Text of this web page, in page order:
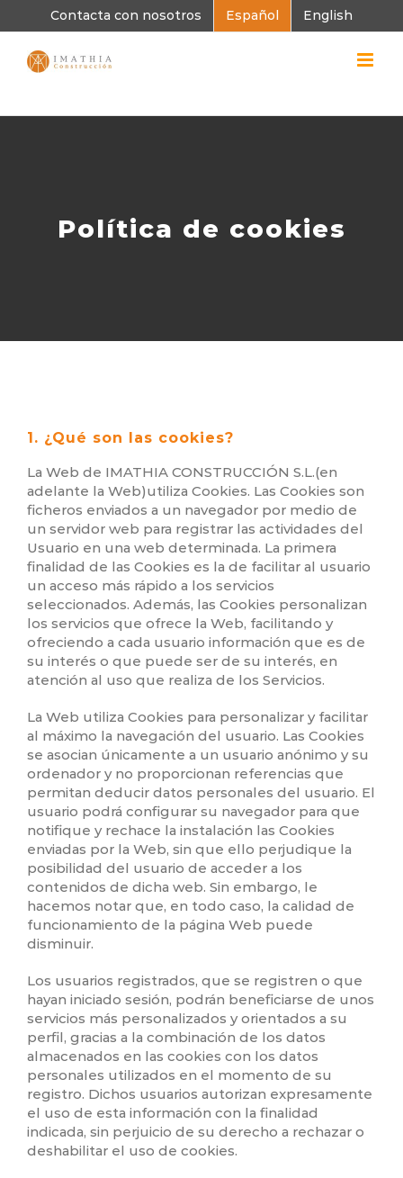
to
content
Contacta con nosotros Español English
Política de cookies
1. ¿Qué son las cookies?
La Web de IMATHIA CONSTRUCCIÓN S.L.(en
adelante la Web)utiliza Cookies. Las Cookies son
ficheros enviados a un navegador por medio de
un servidor web para registrar las actividades del
Usuario en una web determinada. La primera
finalidad de las Cookies es la de facilitar al usuario
un acceso más rápido a los servicios
seleccionados. Además, las Cookies personalizan
los servicios que ofrece la Web, facilitando y
ofreciendo a cada usuario información que es de
su interés o que puede ser de su interés, en
atención al uso que realiza de los Servicios.
La Web utiliza Cookies para personalizar y facilitar
al máximo la navegación del usuario. Las Cookies
se asocian únicamente a un usuario anónimo y su
ordenador y no proporcionan referencias que
permitan deducir datos personales del usuario. El
usuario podrá configurar su navegador para que
notifique y rechace la instalación las Cookies
enviadas por la Web, sin que ello perjudique la
posibilidad del usuario de acceder a los
contenidos de dicha web. Sin embargo, le
hacemos notar que, en todo caso, la calidad de
funcionamiento de la página Web puede
disminuir.
Los usuarios registrados, que se registren o que
hayan iniciado sesión, podrán beneficiarse de unos
servicios más personalizados y orientados a su
perfil, gracias a la combinación de los datos
almacenados en las cookies con los datos
personales utilizados en el momento de su
registro. Dichos usuarios autorizan expresamente
el uso de esta información con la finalidad
indicada, sin perjuicio de su derecho a rechazar o
deshabilitar el uso de cookies.